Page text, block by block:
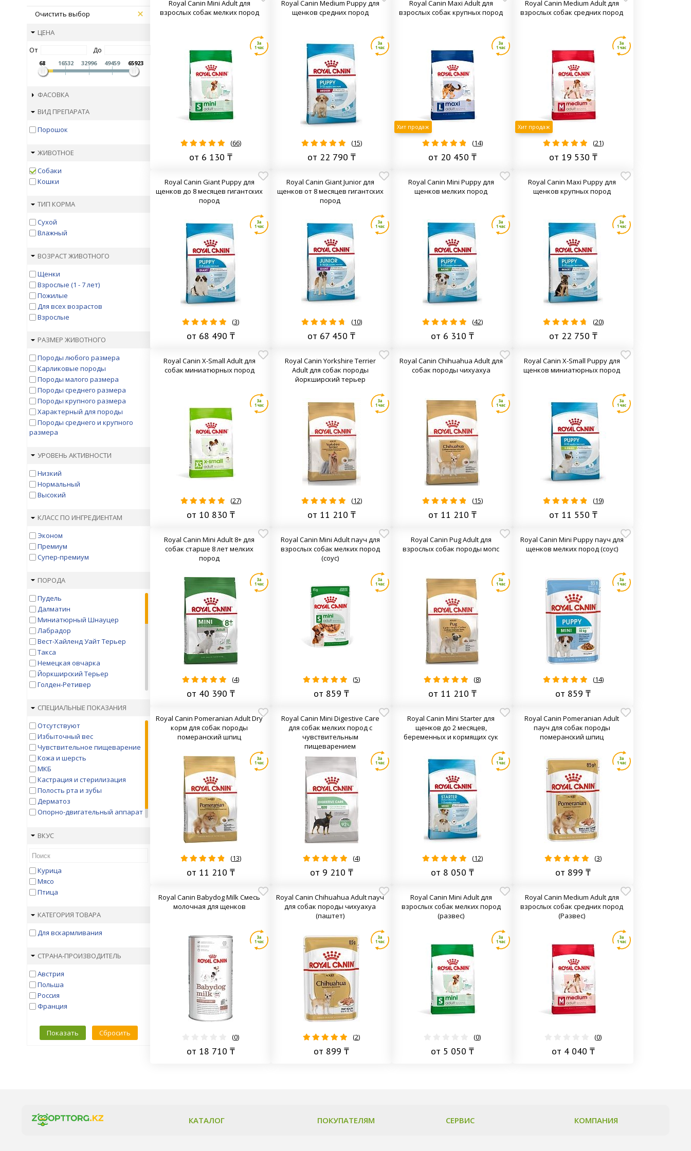
Очистить выбор
ЦЕНА
От
До
68 16532 32996 49459 65923
ФАСОВКА
ВИД ПРЕПАРАТА
Порошок
ЖИВОТНОЕ
Собаки
Кошки
ТИП КОРМА
Сухой
Влажный
ВОЗРАСТ ЖИВОТНОГО
Щенки
Взрослые (1 - 7 лет)
Пожилые
Для всех возрастов
Взрослые
РАЗМЕР ЖИВОТНОГО
Породы любого размера
Карликовые породы
Породы малого размера
Породы среднего размера
Породы крупного размера
Характерный для породы
Породы среднего и крупного
размера
УРОВЕНЬ АКТИВНОСТИ
Низкий
Нормальный
Высокий
КЛАСС ПО ИНГРЕДИЕНТАМ
Эконом
Премиум
Супер-премиум
ПОРОДА
Пудель
Далматин
Миниатюрный Шнауцер
Лабрадор
Вест-Хайленд Уайт Терьер
Такса
Немецкая овчарка
Йоркширский Терьер
Голден-Ретивер
Французский Бульдог
Мопс
Мальтийская Болонка
Чихуахуа
Джек Рассел Терьер
Ротвейлер
Кокер-Спаниель
Немецкий Дог
Бульдог
Кавалер-Кинг-Чарльз-Спаниель
Йоркширский терьер,
Все породы
Любая порода
Любая порода
Бигль
СПЕЦИАЛЬНЫЕ ПОКАЗАНИЯ
Отсутствуют
Избыточный вес
Чувствительное пищеварение
Кожа и шерсть
МКБ
Кастрация и стерилизация
Полость рта и зубы
Дерматоз
Опорно-двигательный аппарат
ВКУС
Курица
Мясо
Птица
КАТЕГОРИЯ ТОВАРА
Для вскармливания
СТРАНА-ПРОИЗВОДИТЕЛЬ
Австрия
Польша
Россия
Франция
Показать Сбросить
Royal Canin Mini Adult для
взрослых собак мелких пород
(66)
от 6 130 ₸
Royal Canin Medium Puppy для
щенков средних пород
(15)
от 22 790 ₸
Royal Canin Maxi Adult для
взрослых собак крупных пород
Хит продаж
(14)
от 20 450 ₸
Royal Canin Medium Adult для
взрослых собак средних пород
Хит продаж
(21)
от 19 530 ₸
Royal Canin Giant Puppy для
щенков до 8 месяцев гигантских
пород
(3)
от 68 490 ₸
Royal Canin Giant Junior для
щенков от 8 месяцев гигантских
пород
(10)
от 67 450 ₸
Royal Canin Mini Puppy для
щенков мелких пород
(42)
от 6 310 ₸
Royal Canin Maxi Puppy для
щенков крупных пород
(20)
от 22 750 ₸
Royal Canin X-Small Adult для
собак миниатюрных пород
(27)
от 10 830 ₸
Royal Canin Yorkshire Terrier
Adult для собак породы
йоркширский терьер
(12)
от 11 210 ₸
Royal Canin Chihuahua Adult для
собак породы чихуахуа
(15)
от 11 210 ₸
Royal Canin X-Small Puppy для
щенков миниатюрных пород
(19)
от 11 550 ₸
Royal Canin Mini Adult 8+ для
собак старше 8 лет мелких
пород
(4)
от 40 390 ₸
Royal Canin Mini Adult пауч для
взрослых собак мелких пород
(соус)
(5)
от 859 ₸
Royal Canin Pug Adult для
взрослых собак породы мопс
(8)
от 11 210 ₸
Royal Canin Mini Puppy пауч для
щенков мелких пород (соус)
(14)
от 859 ₸
Royal Canin Pomeranian Adult Dry
корм для собак породы
померанский шпиц
(13)
от 11 210 ₸
Royal Canin Mini Digestive Care
для собак мелких пород с
чувствительным
пищеварением
(4)
от 9 210 ₸
Royal Canin Mini Starter для
щенков до 2 месяцев,
беременных и кормящих сук
(12)
от 8 050 ₸
Royal Canin Pomeranian Adult
пауч для собак породы
померанский шпиц
(3)
от 899 ₸
Royal Canin Babydog Milk Смесь
молочная для щенков
(0)
от 18 710 ₸
Royal Canin Chihuahua Adult пауч
для собак породы чихуахуа
(паштет)
(2)
от 899 ₸
Royal Canin Mini Adult для
взрослых собак мелких пород
(развес)
(0)
от 5 050 ₸
Royal Canin Medium Adult для
взрослых собак средних пород
(Развес)
(0)
от 4 040 ₸
КАТАЛОГ ПОКУПАТЕЛЯМ СЕРВИС КОМПАНИЯ